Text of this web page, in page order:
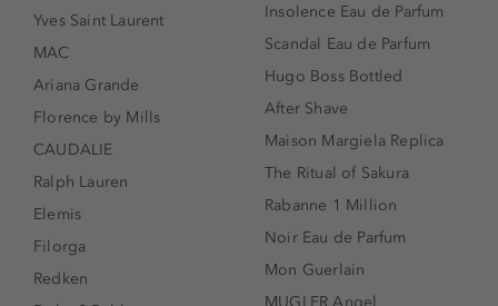
Yves Saint Laurent
MAC
Ariana Grande
Florence by Mills
CAUDALIE
Ralph Lauren
Elemis
Filorga
Redken
Insolence Eau de Parfum
Scandal Eau de Parfum
Hugo Boss Bottled
After Shave
Maison Margiela Replica
The Ritual of Sakura
Rabanne 1 Million
Noir Eau de Parfum
Mon Guerlain
MUGLER Angel